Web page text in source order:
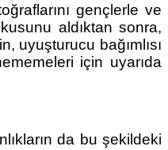
gençlerle ve
aldıktan sonra,
uyuşturucu bağımlısı
için uyarıda
da bu şekildeki